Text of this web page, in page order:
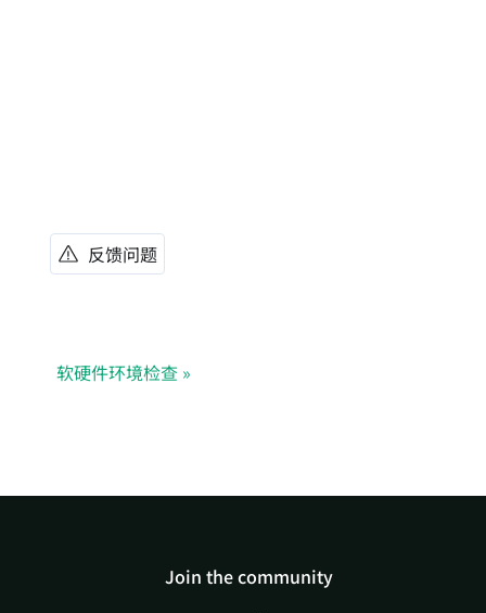
反馈问题
软硬件环境检查
Join the community